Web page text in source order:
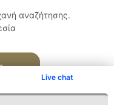
Live chat
αναζήτησης.